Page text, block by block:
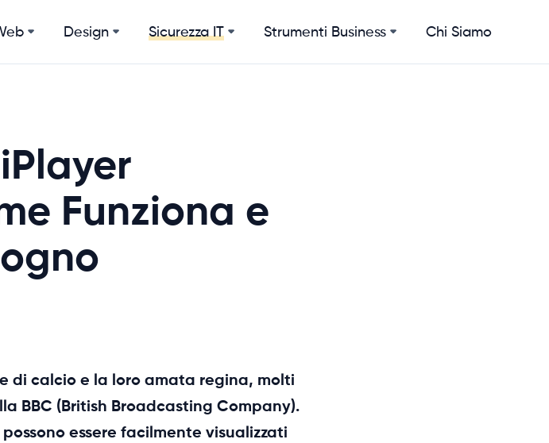
Design Sicurezza IT Strumenti Business Chi Siamo
Funziona e
di calcio e la loro amata regina, molti
BBC (British Broadcasting Company).
essere facilmente visualizzati